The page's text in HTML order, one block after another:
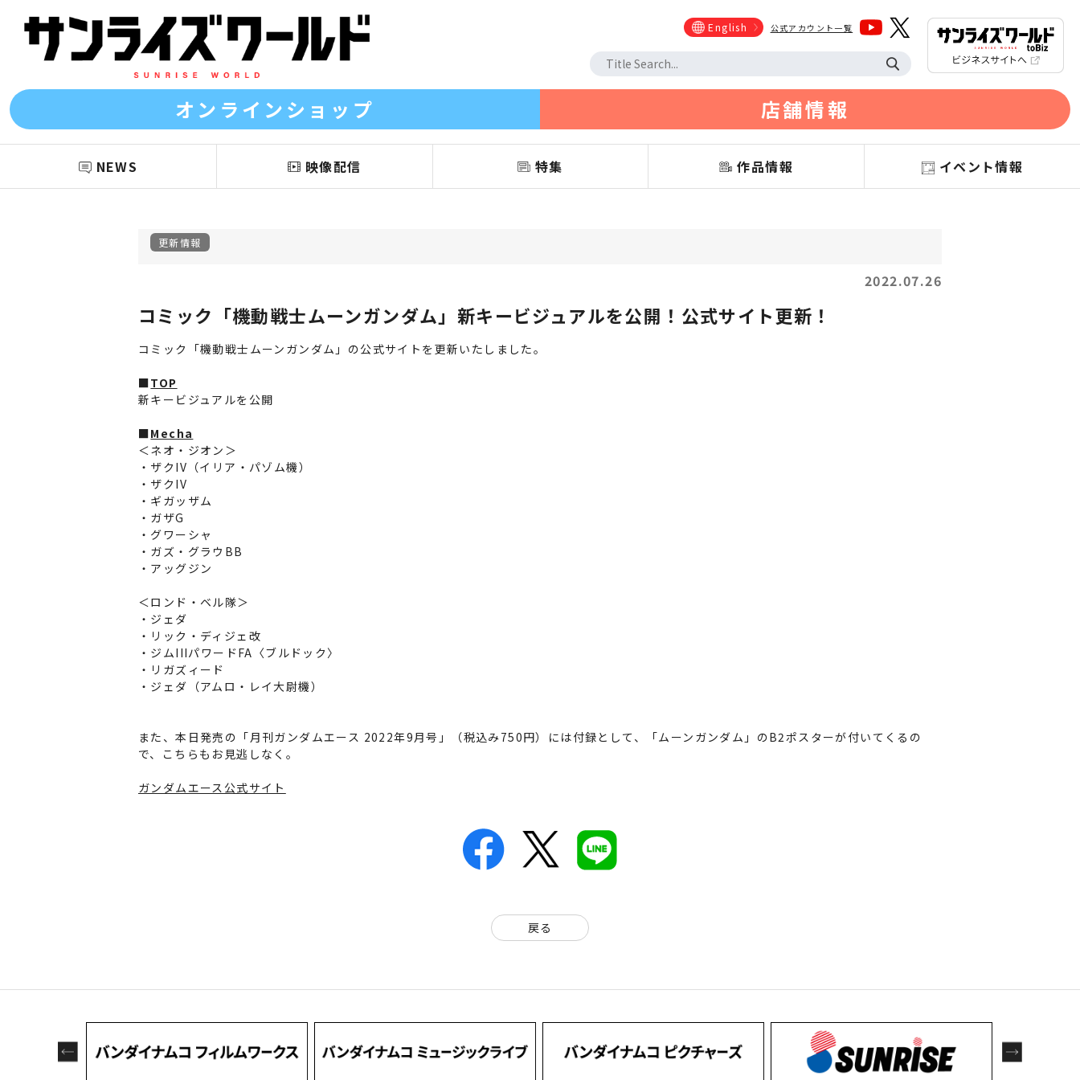
English 公式アカウント一覧
オンラインショップ 店舗情報
NEWS 映像配信 特集 作品情報 イベント情報
更新情報
2022.07.26
コミック「機動戦士ムーンガンダム」新キービジュアルを公開！公式サイト更新！
コミック「機動戦士ムーンガンダム」の公式サイトを更新いたしました。
■TOP
新キービジュアルを公開
■Mecha
＜ネオ・ジオン＞
・ザクIV（イリア・パゾム機）
・ザクIV
・ギガッザム
・ガザG
・グワーシャ
・ガズ・グラウBB
・アッグジン
＜ロンド・ベル隊＞
・ジェダ
・リック・ディジェ改
・ジムIIIパワードFA〈ブルドック〉
・リガズィード
・ジェダ（アムロ・レイ大尉機）
また、本日発売の「月刊ガンダムエース 2022年9月号」（税込み750円）には付録として、「ムーンガンダム」のB2ポスターが付いてくるの
で、こちらもお見逃しなく。
ガンダムエース公式サイト
戻る